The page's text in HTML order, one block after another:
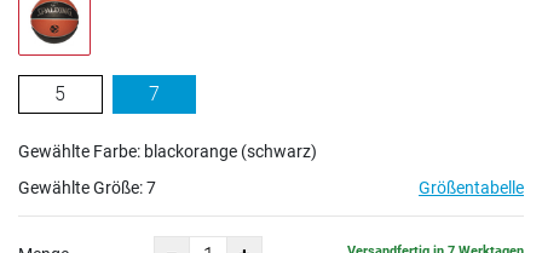
5 7
Gewählte Farbe: blackorange (schwarz)
Gewählte Größe:7 Größentabelle